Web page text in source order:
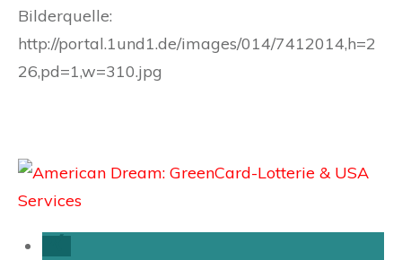
Bilderquelle:
http://portal.1und1.de/images/014/7412014,h=2
26,pd=1,w=310.jpg